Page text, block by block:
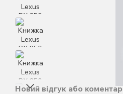
Новий відгук або коментар